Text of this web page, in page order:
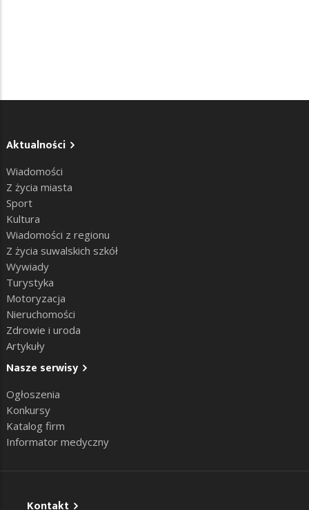
Aktualności
Wiadomości
Z życia miasta
Sport
Kultura
Wiadomości z regionu
Z życia suwalskich szkół
Wywiady
Turystyka
Motoryzacja
Nieruchomości
Zdrowie i uroda
Artykuły
Nasze serwisy
Ogłoszenia
Konkursy
Katalog firm
Informator medyczny
Kontakt